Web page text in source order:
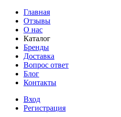
Главная
Отзывы
О нас
Каталог
Бренды
Доставка
Вопрос ответ
Блог
Контакты
Вход
Регистрация